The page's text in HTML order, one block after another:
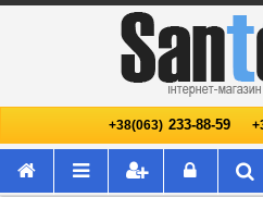
+38(063) 233-88-59